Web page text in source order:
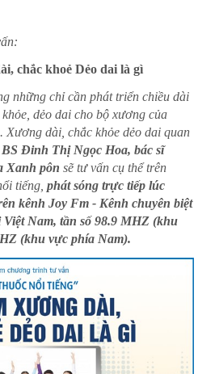
chắc khoẻ Dẻo dai là gì
những chỉ cần phát triển chiều dài
dẻo dai cho bộ xương của
dài, chắc khỏe dẻo dai quan
BS Đinh Thị Ngọc Hoa, bác sĩ
Xanh pôn sẽ tư vấn cụ thể trên
tiếng, phát sóng trực tiếp lúc
kênh Joy Fm - Kênh chuyên biệt
Nam, tần số 98.9 MHZ (khu
(khu vực phía Nam).